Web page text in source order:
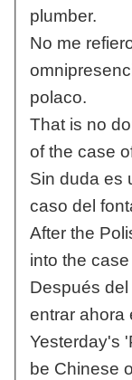
plumber.
No me
polaco.
That is no
of the case
Sin duda es
caso del
After the
into the
Después
entrar ahora
Yesterday's
be Chinese